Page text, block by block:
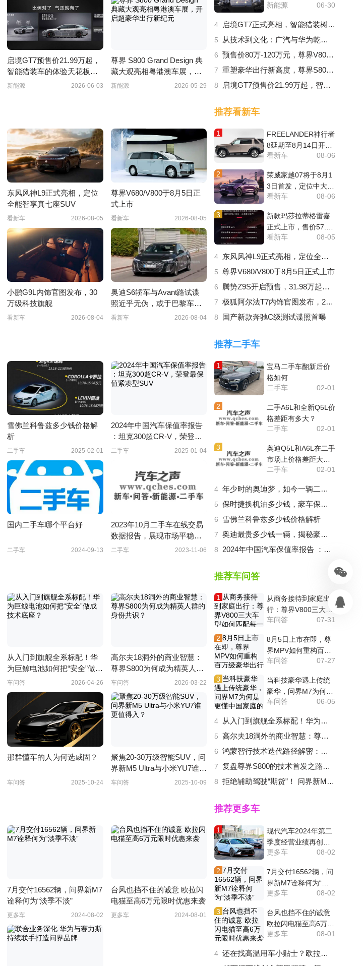
启境GT7预售价21.99万起，
智能猎装车的体验天花板来
了
新能源 2026-06-03
尊界 S800 Grand Design 典
藏大观亮相粤港澳车展，开
启超豪华出行新纪元
新能源 2026-05-29
运动的极致平衡
新能源 06-30
4 启境GT7正式亮相，智能猎装树立行业新标杆
5 从技术到文化：广汽与华为乾崑如何用启境GT7构建智能汽车新生态
6 预售价80万-120万元，尊界V800开启预售，重塑超豪华MPV市场新格局
7 重塑豪华出行新高度，尊界S800 Grand Design典藏大观正式上市
8 启境GT7预售价21.99万起，智能猎装车的体验天花板来了
东风风神L9正式亮相，定位
全能智享真七座SUV
看新车 2026-08-05
尊界V680/V800于8月5日正
式上市
看新车 2026-08-05
小鹏G9L内饰官图发布，30
万级科技旗舰
看新车 2026-08-04
奥迪S6轿车与Avant路试谍
照近乎无伪，或于巴黎车展
首发
看新车 2026-08-04
推荐看新车
1
FREELANDER神行者
8延期至8月14日开启
预售
看新车 08-06
2
荣威家越07将于8月1
3日首发，定位中大型
增程SUV
看新车 08-06
3
新款玛莎拉蒂格雷嘉
正式上市，售价57.88
-101.68万元
看新车 08-05
4 东风风神L9正式亮相，定位全能智享真七座SUV
5 尊界V680/V800于8月5日正式上市
6 腾势Z9S开启预售，31.98万起，中大型纯电轿车
7 极狐阿尔法T7内饰官图发布，20万级轿跑SUV
8 国产新款奔驰C级测试谍照首曝
雪佛兰科鲁兹多少钱价格解
析
二手车 2025-02-01
2024年中国汽车保值率报告
：坦克300超CR-V，荣登最
保值紧凑型SUV
二手车 2025-01-04
国内二手车哪个平台好
二手车 2024-09-13
2023年10月二手车在线交易
数据报告，展现市场平稳过
渡
二手车 2023-11-06
推荐二手车
1
宝马二手车翻新后价
格如何
二手车
02-01
2
二手A6L和全新Q5L价
格差距有多大？
二手车
02-01
3
奥迪Q5L和A6L在二手
市场上价格差距大
吗？
二手车 02-01
4 年少时的奥迪梦，如今一辆二手车就能帮你实现
5 保时捷换机油多少钱，豪车保养成本真的高不可攀？
6 雪佛兰科鲁兹多少钱价格解析
7 奥迪最贵多少钱一辆，揭秘豪车究竟有多豪？
8 2024年中国汽车保值率报告 ：坦克300超CR-V，荣登最保值紧凑型SUV
从入门到旗舰全系标配！华
为巨鲸电池如何把“安全”做成
技术底座？
车问答 2026-04-26
高尔夫18洞外的商业智慧：
尊界S800为何成为精英人群
的身份共识？
车问答 2026-03-22
那群懂车的人为何选威固？
车问答 2025-10-24
聚焦20-30万级智能SUV，问
界新M5 Ultra与小米YU7谁更
值得入？
车问答 2025-10-09
推荐车问答
1
从商务接待到家庭出
行：尊界V800三大车
型如何匹配每一段旅
车问答 07-31
2
8月5日上市在即，尊
界MPV如何重构百万
级豪华出行想象？
车问答 07-27
3
当科技豪华遇上传统
豪华，问界M7为何是
更懂中国家庭的智慧
车问答 06-05
4 从入门到旗舰全系标配！华为巨鲸电池如何把“安全”做成技术底座？
5 高尔夫18洞外的商业智慧：尊界S800为何成为精英人群的身份共识？
6 鸿蒙智行技术迭代路径解密：为何旗舰必先看尊界？
7 复盘尊界S800的技术首发之路：华为最强黑科技为何都给了它？
8 拒绝辅助驾驶“期货”！ 问界新M5 Ultra对比Model Y谁更香？
7月交付16562辆，问界新M7
诠释何为“淡季不淡”
更多车 2024-08-02
台风也挡不住的诚意 欧拉闪
电猫至高6万元限时优惠来袭
更多车 2024-08-01
推荐更多车
1
现代汽车2024年第二
季度经营业绩再创新
高
更多车 08-02
2
7月交付16562辆，问
界新M7诠释何为“淡
季不淡”
更多车 08-02
3
台风也挡不住的诚意
欧拉闪电猫至高6万元
限时优惠来袭
更多车 08-01
4 还在找高温用车小贴士？欧拉闪电猫：没必要 有我就够了